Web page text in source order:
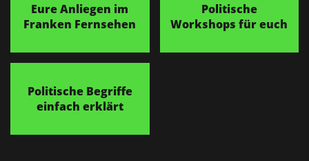
Eure Anliegen im
Franken Fernsehen
Politische
Workshops für euch
Politische Begriffe
einfach erklärt